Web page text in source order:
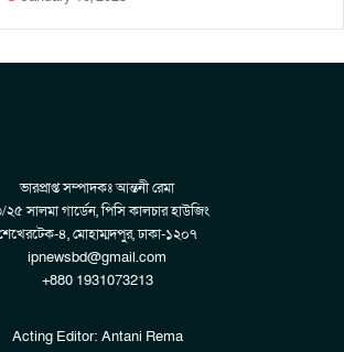
ভারপ্রাপ্ত সম্পাদকঃ আন্তনী রেমা
সালমা গার্ডেন, পিসি কালচার হাউজিং
৪, মোহাম্মদপুর, ঢাকা-১২০৭
ipnewsbd@gmail.com
+880 1931073213
Acting Editor: Antani Rema